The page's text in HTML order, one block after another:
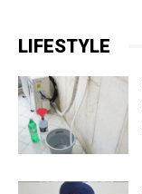
LIFESTYLE